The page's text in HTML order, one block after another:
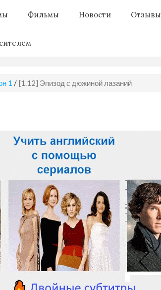
Фильмы Новости Отзывы
1 / [1.12] Эпизод с дюжиной лазаний